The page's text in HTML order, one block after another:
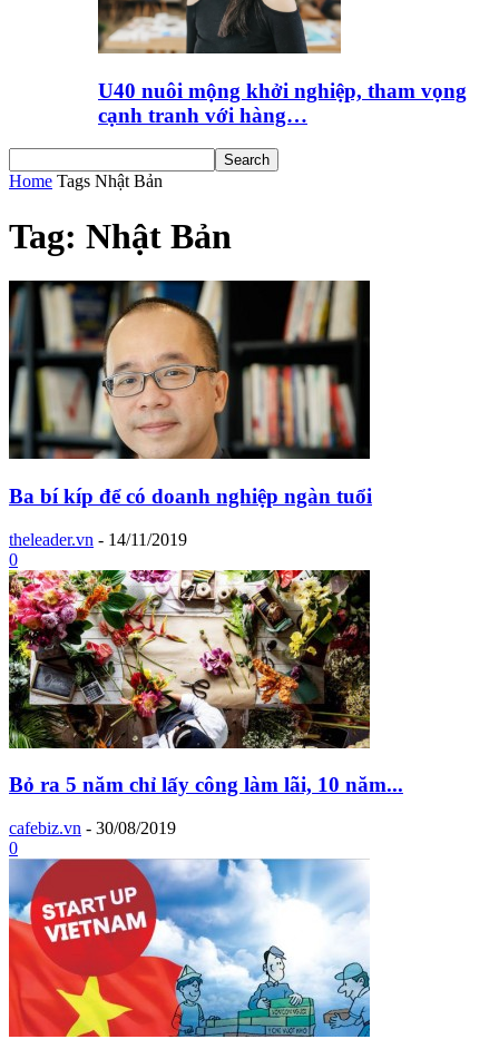
U40 nuôi mộng khởi nghiệp, tham vọng
cạnh tranh với hàng…
Home Tags Nhật Bản
Tag: Nhật Bản
Ba bí kíp để có doanh nghiệp ngàn tuổi
theleader.vn - 14/11/2019
0
Bỏ ra 5 năm chỉ lấy công làm lãi, 10 năm...
cafebiz.vn - 30/08/2019
0